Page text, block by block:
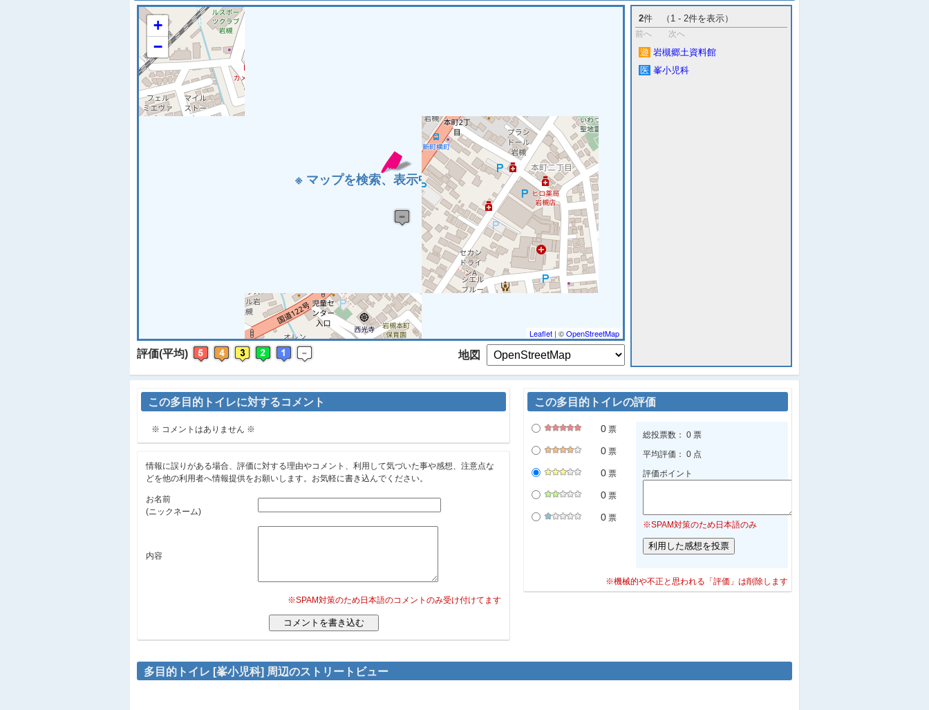
※ マップを検索、表示中です ※
+
−
Leaflet | ©OpenStreetMap
評価(平均) 地図
2件 （1 - 2件を表示）
前へ 次へ
遊 岩槻郷土資料館
医 峯小児科
この多目的トイレの評価
0 票
0 票
0 票
0 票
0 票
総投票数： 0 票
平均評価： 0 点
評価ポイント
※SPAM対策のため日本語のみ
※機械的や不正と思われる「評価」は削除します
この多目的トイレに対するコメント
※ コメントはありません ※
情報に誤りがある場合、評価に対する理由やコメント、利用して気づいた事や感想、注意点な
どを他の利用者へ情報提供をお願いします。お気軽に書き込んでください。
お名前
(ニックネーム)
内容
※SPAM対策のため日本語のコメントのみ受け付けてます
多目的トイレ [峯小児科] 周辺のストリートビュー